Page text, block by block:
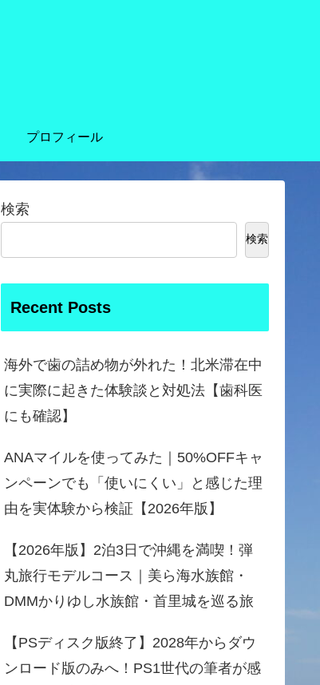
プロフィール
検索
検索
Recent Posts
海外で歯の詰め物が外れた！北米滞在中
に実際に起きた体験談と対処法【歯科医
にも確認】
ANAマイルを使ってみた｜50%OFFキャ
ンペーンでも「使いにくい」と感じた理
由を実体験から検証【2026年版】
【2026年版】2泊3日で沖縄を満喫！弾
丸旅行モデルコース｜美ら海水族館・
DMMかりゆし水族館・首里城を巡る旅
【PSディスク版終了】2028年からダウ
ンロード版のみへ！PS1世代の筆者が感